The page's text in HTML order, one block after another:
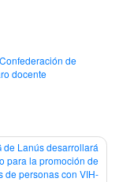
Confederación de
docente
de Lanús desarrollará
para la promoción de
de personas con VIH-